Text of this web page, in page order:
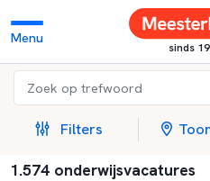
Menu
sinds
Filters
1.574 onderwijsvacatures